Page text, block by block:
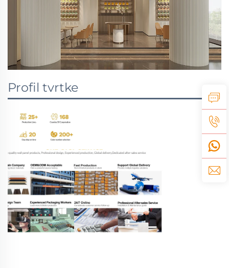
Profil tvrtke